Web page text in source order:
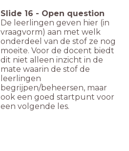
Slide 16 - Open question
De leerlingen geven hier (in
vraagvorm) aan met welk
onderdeel van de stof ze nog
moeite. Voor de docent biedt
dit niet alleen inzicht in de
mate waarin de stof de
leerlingen
begrijpen/beheersen, maar
ook een goed startpunt voor
een volgende les.